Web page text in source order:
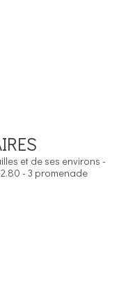
et de ses environs -
- 3 promenade